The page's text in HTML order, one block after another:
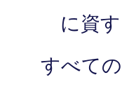
に資
すべての